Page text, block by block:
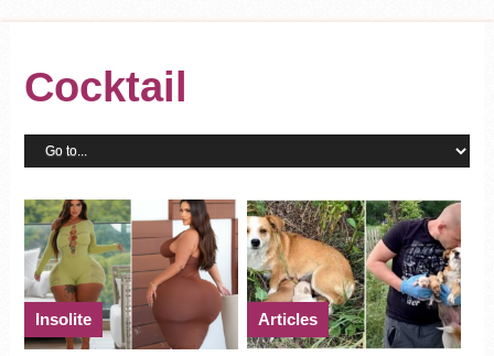
Cocktail
insolite Articles